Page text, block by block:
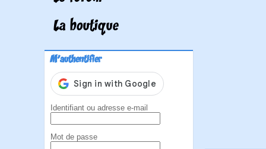
La boutique
M'authentifier
Identifiant ou adresse e-mail
Mot de passe